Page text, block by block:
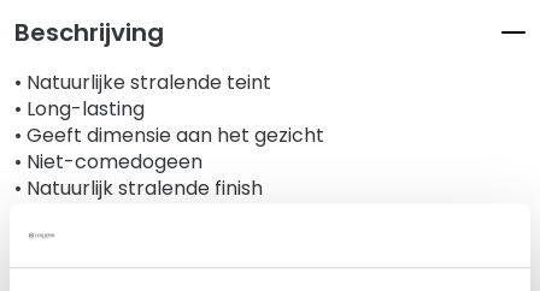
r
i
n
i
g
r
s
Beschrijving
• Natuurlijke stralende teint
• Long-lasting
• Geeft dimensie aan het gezicht
• Niet-comedogeen
• Natuurlijk stralende finish
• Gemakkelijk te blenden en op te bouwen
• Navulbaar